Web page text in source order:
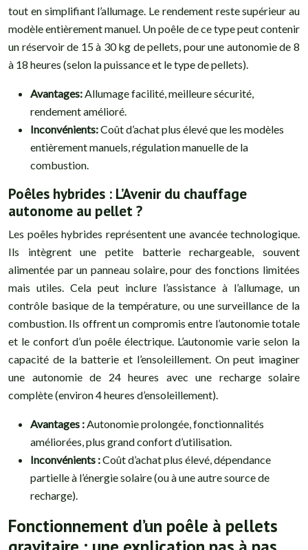
tout en simplifiant l’allumage. Le rendement reste supérieur au
modèle entièrement manuel. Un poêle de ce type peut contenir
un réservoir de 15 à 30 kg de pellets, pour une autonomie de 8
à 18 heures (selon la puissance et le type de pellets).
Avantages:Allumage facilité, meilleure sécurité,
rendement amélioré.
Inconvénients:Coût d’achat plus élevé que les modèles
entièrement manuels, régulation manuelle de la
combustion.
Poêles hybrides : L’Avenir du chauffage
autonome au pellet ?
Les poêles hybrides représentent une avancée technologique.
Ils intègrent une petite batterie rechargeable, souvent
alimentée par un panneau solaire, pour des fonctions limitées
mais utiles. Cela peut inclure l’assistance à l’allumage, un
contrôle basique de la température, ou une surveillance de la
combustion. Ils offrent un compromis entre l’autonomie totale
et le confort d’un poêle électrique. L’autonomie varie selon la
capacité de la batterie et l’ensoleillement. On peut imaginer
une autonomie de 24 heures avec une recharge solaire
complète (environ 4 heures d’ensoleillement).
Avantages :Autonomie prolongée, fonctionnalités
améliorées, plus grand confort d’utilisation.
Inconvénients :Coût d’achat plus élevé, dépendance
partielle à l’énergie solaire (ou à une autre source de
recharge).
Fonctionnement d’un poêle à pellets